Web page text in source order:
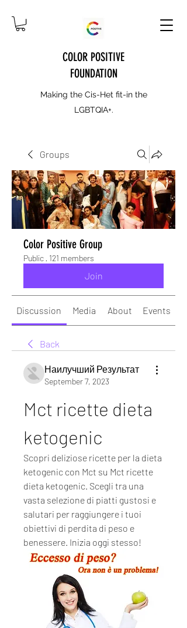
COLOR POSITIVE
FOUNDATION
Making the Cis-Het fit-in the
LGBTQIA+.
Groups
Color Positive Group
Public · 121 members
Join
Discussion Media About Events
Back
Наилучший Результат
September 7, 2023
Mct ricette dieta
ketogenic
Scopri deliziose ricette per la dieta
ketogenic con Mct su Mct ricette
dieta ketogenic. Scegli tra una
vasta selezione di piatti gustosi e
salutari per raggiungere i tuoi
obiettivi di perdita di peso e
benessere. Inizia oggi stesso!